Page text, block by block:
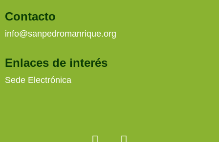
Contacto
info@sanpedromanrique.org
Enlaces de interés
Sede Electrónica